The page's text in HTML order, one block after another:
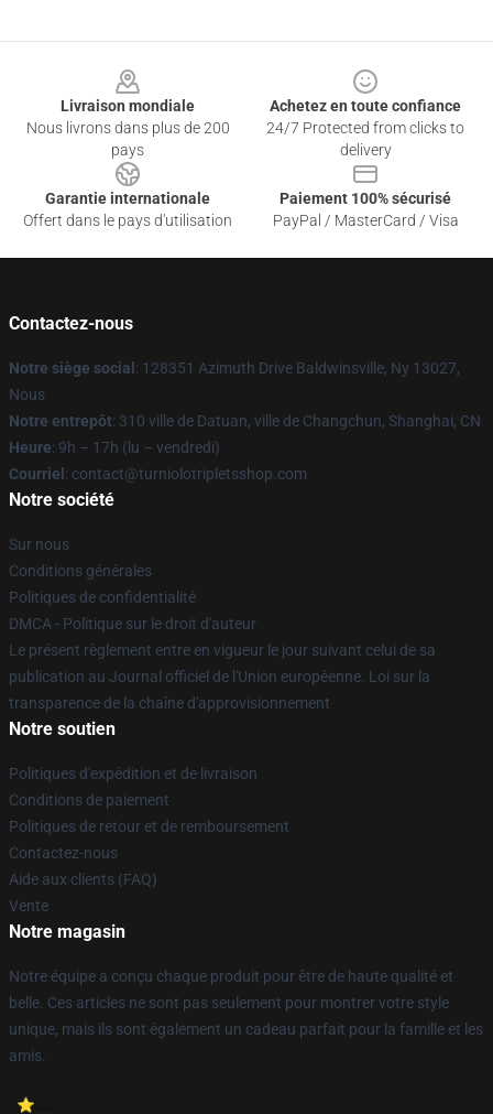
Livraison mondiale
Nous livrons dans plus de 200
pays
Achetez en toute confiance
24/7 Protected from clicks to
delivery
Garantie internationale
Offert dans le pays d'utilisation
Paiement 100% sécurisé
PayPal / MasterCard / Visa
Contactez-nous
Notre siège social : 128351 Azimuth Drive Baldwinsville, Ny 13027,
Nous
Notre entrepôt: 310 ville de Datuan, ville de Changchun, Shanghai, CN
Heure: 9h – 17h (lu – vendredi)
Courriel : contact@turniolotripletsshop.com
Notre société
Sur nous
Conditions générales
Politiques de confidentialité
DMCA - Politique sur le droit d'auteur
Le présent règlement entre en vigueur le jour suivant celui de sa
publication au Journal officiel de l'Union européenne. Loi sur la
transparence de la chaîne d'approvisionnement
Notre soutien
Politiques d'expédition et de livraison
Conditions de paiement
Politiques de retour et de remboursement
Contactez-nous
Aide aux clients (FAQ)
Vente
Notre magasin
Notre équipe a conçu chaque produit pour être de haute qualité et
belle. Ces articles ne sont pas seulement pour montrer votre style
unique, mais ils sont également un cadeau parfait pour la famille et les
amis.